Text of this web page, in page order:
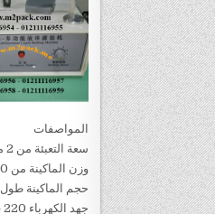
المواصفات
سعة التعبئة من 2 مللي حتي 3500 مللي ولكن ننصح بالاستخدام من 2 مللي حتي 250 مللي
وزن الماكينة من 5.300 كيلو تقريبا
حجم الماكينة طول 42.5 سم * عرض 40 سم * ارتفاع 18 سم تفريبا
جهد الكهرباء 220 فولت ويمكن تعديل الفولت حسب الكهرباء المتاحه لدي العميل